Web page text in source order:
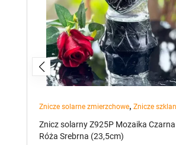
Znicze solarne zmierzchowe, Znicze
Znicz solarny Z925P Mozaika Czarna
Róża Srebrna (23,5cm)